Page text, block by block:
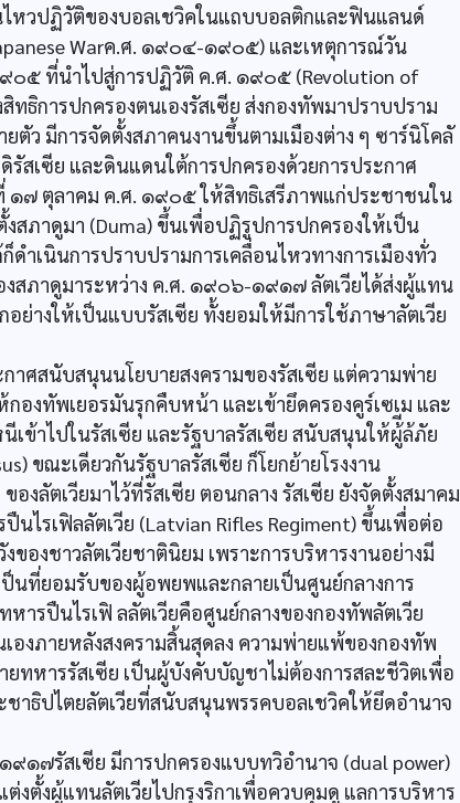
หวปฏิวัติของบอลเชวิคในแถบบอลติกและฟินแลนด์
Warค.ศ. ๑๙๐๔-๑๙๐๕) และเหตุการณ์วัน
๙๐๕ ที่นำไปสู่การปฏิวัติ ค.ศ. ๑๙๐๕ (Revolution of
ทธิการปกครองตนเองรัสเซีย ส่งกองทัพมาปราบปราม
ตัว มีการจัดตั้งสภาคนงานขึ้นตามเมืองต่าง ๆ ซาร์นิโคลั
รัสเซีย และดินแดนใต้การปกครองด้วยการประกาศ
๑๗ ตุลาคม ค.ศ. ๑๙๐๕ ให้สิทธิเสรีภาพแก่ประชาชนใน
สภาดูมา (Duma) ขึ้นเพื่อปฏิรูปการปกครองให้เป็น
ำเนินการปราบปรามการเคลื่อนไหวทางการเมืองทั่ว
งสภาดูมาระหว่าง ค.ศ. ๑๙๐๖-๑๙๑๗ ลัตเวียได้ส่งผู้แทน
ย่างให้เป็นแบบรัสเซีย ทั้งยอมให้มีการใช้ภาษาลัตเวีย
าศสนับสนุนนโยบายสงครามของรัสเซีย แต่ความพ่าย
องทัพเยอรมันรุกคืบหน้า และเข้ายึดครองคูร์เซเม และ
เข้าไปในรัสเซีย และรัฐบาลรัสเซีย สนับสนุนให้ผู้ีล้ภัย
ขณะเดียวกันรัฐบาลรัสเซีย ก็โยกย้ายโรงงาน
องลัตเวียมาไว้ที่รัสเซีย ตอนกลาง รัสเซีย ยังจัดตั้งสมาคม
ไรเฟิลลัตเวีย (Latvian Rifles Regiment) ขึ้นเพื่อต่อ
องชาวลัตเวียชาตินิยม เพราะการบริหารงานอย่างมี
ที่ยอมรับของผู้อพยพและกลายเป็นศูนย์กลางการ
ารปืนไรเฟิ ลลัตเวียคือศูนย์กลางของกองทัพลัตเวีย
งภายหลังสงครามสิ้นสุดลง ความพ่ายแพ้ของกองทัพ
ยทหารรัสเซีย เป็นผู้บังคับบัญชาไม่ต้องการสละชีวิตเพื่อ
าธิปไตยลัตเวียที่สนับสนุนพรรคบอลเชวิคให้ยึดอำนาจ
๑๗รัสเซีย มีการปกครองแบบทวิอำนาจ (dual power)
งตั้งผู้แทนลัตเวียไปกรุงริกาเพื่อควบคุมดู แลการบริหาร